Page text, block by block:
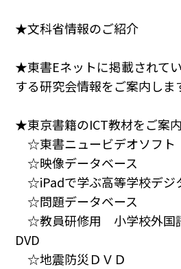
★文科省情報のご紹介
★東書Eネットに掲載されて
する研究会情報をご案内しま
★東京書籍のICT教材をご案内
☆東書ニュービデオソフト
☆映像データベース
☆iPadで学ぶ高等学校デジ
☆問題データベース
☆教員研修用 小学校外国
DVD
☆地震防災ＤＶＤ